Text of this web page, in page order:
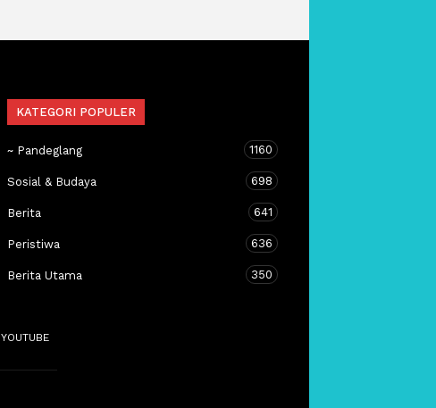
KATEGORI POPULER
~ Pandeglang 1160
Sosial & Budaya 698
Berita 641
Peristiwa 636
Berita Utama 350
YOUTUBE